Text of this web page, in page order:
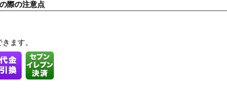
際の注意点
ます。